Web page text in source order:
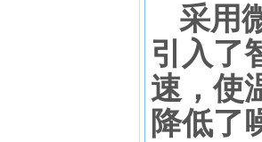
采用
引入了
速，使
降低了